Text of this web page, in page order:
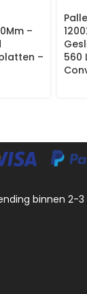
–
–
560
binnen 2-